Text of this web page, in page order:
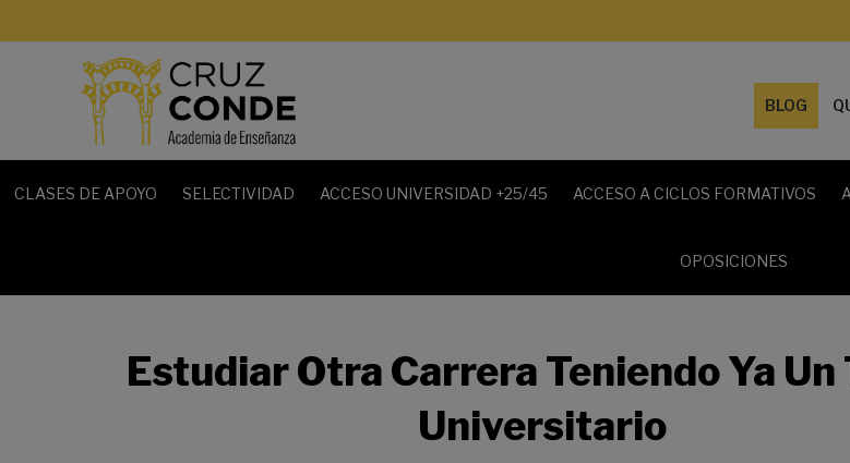
BLOG
CLASES DE APOYO SELECTIVIDAD ACCESO UNIVERSIDAD +25/45 ACCESO A CICLOS FORMATIVOS
OPOSICIONES
Estudiar Otra Carrera Teniendo Ya
Universitario